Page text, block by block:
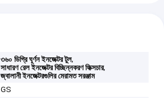
৩৬০ ডিগ্রি ঘূর্ণন ইনজেক্টর টুল,
সাধারণ রেল ইনজেক্টর বিচ্ছিন্নকরণ ফিক্সচার,
জ্বালানী ইনজেক্টরগুলির মেরামত সরঞ্জাম
GS